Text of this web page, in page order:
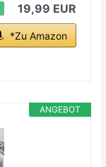
19,99 EUR
*Zu Amazon
ANGEBOT